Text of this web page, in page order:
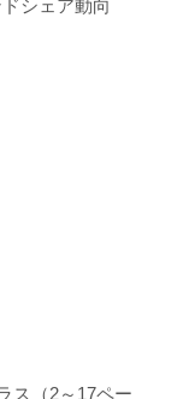
シェア動向
ス（2～17ペー